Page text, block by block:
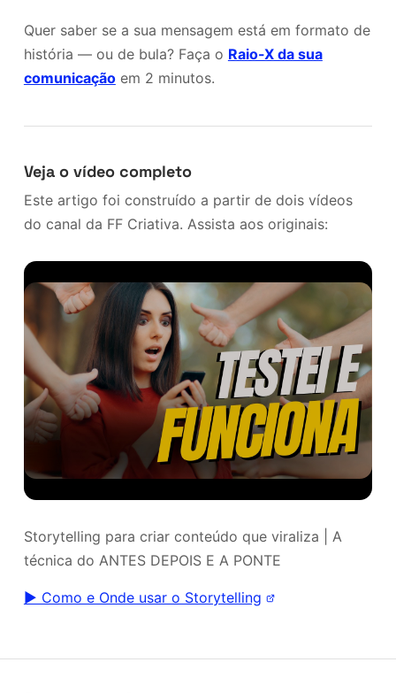
Quer saber se a sua mensagem está em formato de
história — ou de bula? Faça o Raio-X da sua
comunicaçãoem 2 minutos.
Veja o vídeo completo
Este artigo foi construído a partir de dois vídeos
do canal da FF Criativa. Assista aos originais:
Storytelling para criar conteúdo que viraliza | A
técnica do ANTES DEPOIS E A PONTE
▶ Como e Onde usar o Storytelling